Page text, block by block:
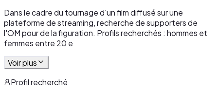
Dans le cadre du tournage d'un film diffusé sur une
plateforme de streaming, recherche de supporters de
l'OM pour de la figuration. Profils recherchés : hommes et
femmes entre 20 e
Voir plus
Profil recherché